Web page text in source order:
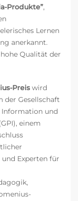
Produkte”,
Lernen
anerkannt.
Qualität der
Preis wird
der Gesellschaft
und
einem
Experten für